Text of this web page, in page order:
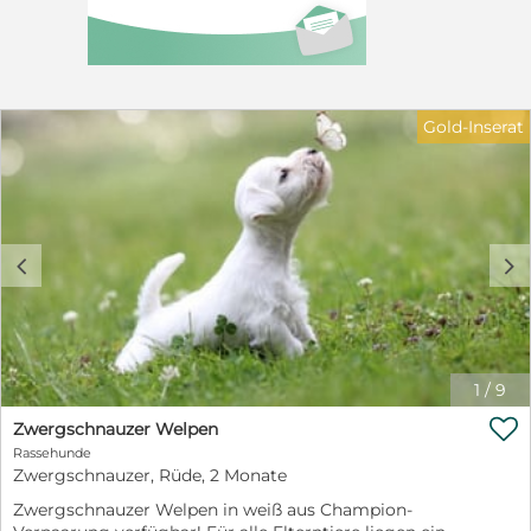
1 / 9
c d
Gold-Inserat
Zwergschnauzer Welpen
Rassehunde
Zwergschnauzer, Rüde, 2 Monate
Zwergschnauzer Welpen in weiß aus Champion-
